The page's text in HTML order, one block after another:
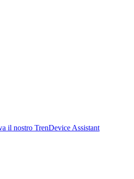
il nostro TrenDevice Assistant